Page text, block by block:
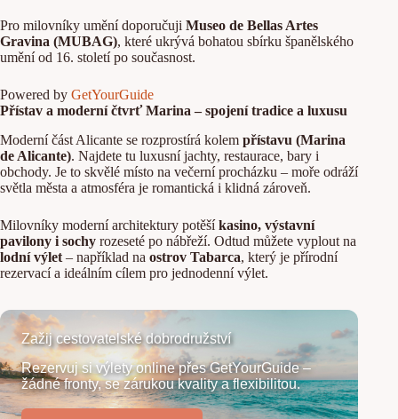
Pro milovníky umění doporučuji Museo de Bellas Artes
Gravina (MUBAG), které ukrývá bohatou sbírku španělského
umění od 16. století po současnost.
Powered by GetYourGuide
Přístav a moderní čtvrť Marina – spojení tradice a luxusu
Moderní část Alicante se rozprostírá kolem přístavu (Marina
de Alicante). Najdete tu luxusní jachty, restaurace, bary i
obchody. Je to skvělé místo na večerní procházku – moře odráží
světla města a atmosféra je romantická i klidná zároveň.
Milovníky moderní architektury potěšíkasino, výstavní
pavilony i sochy rozeseté po nábřeží. Odtud můžete vyplout na
lodní výlet – například na ostrov Tabarca, který je přírodní
rezervací a ideálním cílem pro jednodenní výlet.
Zažij cestovatelské dobrodružství
Rezervuj si výlety online přes GetYourGuide –
žádné fronty, se zárukou kvality a flexibilitou.